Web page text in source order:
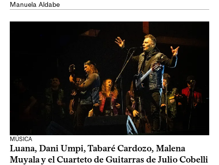
Manuela Aldabe
MÚSICA
Luana, Dani Umpi, Tabaré Cardozo, Malena
Muyala y el Cuarteto de Guitarras de Julio Cobelli